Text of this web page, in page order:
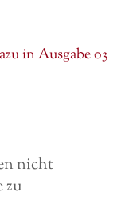
in Ausgabe 03
nicht
zu